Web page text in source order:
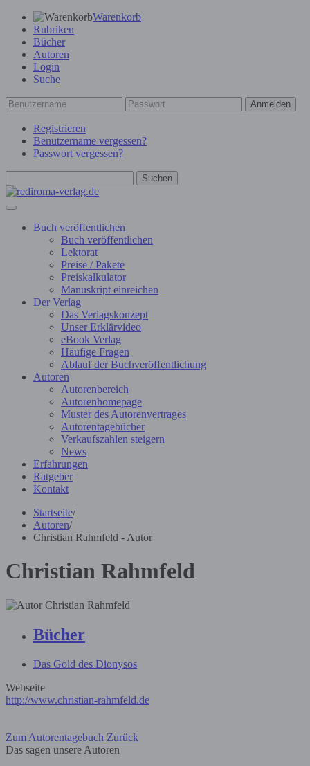
Warenkorb
Rubriken
Bücher
Autoren
Login
Suche
Anmelden
Registrieren
Benutzername vergessen?
Passwort vergessen?
Suchen
Buch veröffentlichen
Buch veröffentlichen
Lektorat
Preise / Pakete
Preiskalkulator
Manuskript einreichen
Der Verlag
Das Verlagskonzept
Unser Erklärvideo
eBook Verlag
Häufige Fragen
Ablauf der Buchveröffentlichung
Autoren
Autorenbereich
Autorenhomepage
Muster des Autorenvertrages
Autorentagebücher
Verkaufszahlen steigern
News
Erfahrungen
Ratgeber
Kontakt
Startseite/
Autoren/
Christian Rahmfeld - Autor
Christian Rahmfeld
Bücher
Das Gold des Dionysos
Webseite
http://www.christian-rahmfeld.de
Zum Autorentagebuch Zurück
Das sagen unsere Autoren